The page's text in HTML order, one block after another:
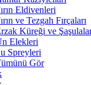
Eldivenleri
ve Tezgah Fırçaları
Küreği ve
Elekleri
Spreyleri
Gör